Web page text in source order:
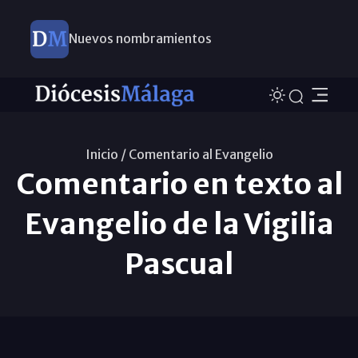
Nuevos nombramientos
Inicio / Comentario al Evangelio
Comentario en texto al
Evangelio de la Vigilia
Pascual